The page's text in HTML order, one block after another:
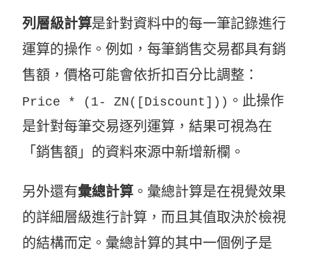
列層級計算是針對資料中的每一筆記錄進行
運算的操作。例如，每筆銷售交易都具有銷
售額，價格可能會依折扣百分比調整：
Price * (1- ZN([Discount])) 。此操作
是針對每筆交易逐列運算，結果可視為在
「銷售額」的資料來源中新增新欄。
另外還有彙總計算 。彙總計算是在視覺效果
的詳細層級進行計算，而且其值取決於檢視
的結構而定。彙總計算的其中一個例子是